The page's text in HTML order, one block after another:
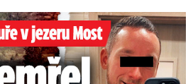
Zemřel táta Dominik (†28)